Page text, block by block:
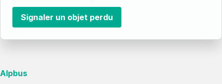
Signaler un objet perdu
Alpbus